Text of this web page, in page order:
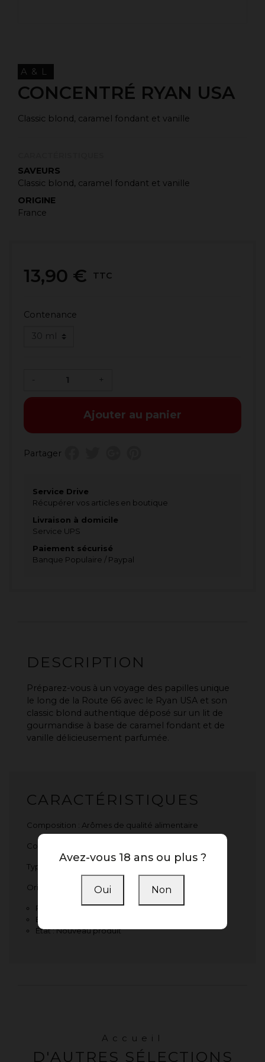
A&L
CONCENTRÉ RYAN USA
Classic blond, caramel fondant et vanille
SAVEURS
Classic blond, caramel fondant et vanille
ORIGINE
France
13,90 € TTC
Contenance
- +
Ajouter au panier
Partager
Service Drive
Récupérer vos articles en boutique
Livraison à domicile
Service UPS
Paiement sécurisé
Banque Populaire / Paypal
DESCRIPTION
Préparez-vous à un voyage des papilles unique
le long de la Route 66 avec le Ryan USA et son
classic blond authentique déposé sur un lit de
gourmandise à base de caramel fondant et de
vanille délicieusement parfumée.
CARACTÉRISTIQUES
Composition : Arômes de qualité alimentaire
Contenance : 30 ml
Type de flacon : PET avec sécurité et verseur
Origine : France
Référence :3760298790201
En stock :
État :Nouveau produit
Accueil
D'AUTRES SÉLECTIONS
Avez-vous 18 ans ou plus ?
Oui Non